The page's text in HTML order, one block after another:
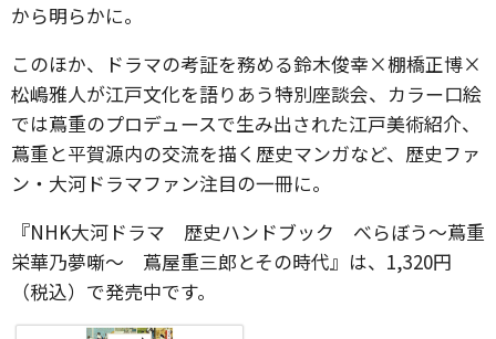
から明らかに。
このほか、ドラマの考証を務める鈴木俊幸×棚橋正博×
松嶋雅人が江戸文化を語りあう特別座談会、カラー口絵
では蔦重のプロデュースで生み出された江戸美術紹介、
蔦重と平賀源内の交流を描く歴史マンガなど、歴史ファ
ン・大河ドラマファン注目の一冊に。
『NHK大河ドラマ 歴史ハンドブック べらぼう～蔦重
栄華乃夢噺～ 蔦屋重三郎とその時代』は、1,320円
（税込）で発売中です。